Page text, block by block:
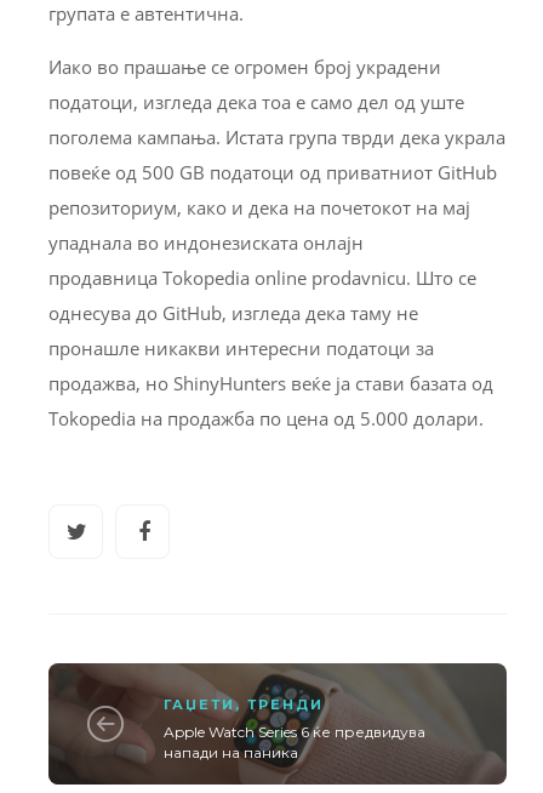
групата е автентична.
Иако во прашање се огромен број украдени
податоци, изгледа дека тоа е само дел од уште
поголема кампања. Истата група тврди дека украла
повеќе од 500 GB податоци од приватниот GitHub
репозиториум, како и дека на почетокот на мај
упаднала во индонезиската онлајн
продавница Tokopedia online prodavnicu. Што се
однесува до GitHub, изгледа дека таму не
пронашле никакви интересни податоци за
продажва, но ShinyHunters веќе ја стави базата од
Tokopedia на продажба по цена од 5.000 долари.
ГАЏЕТИ, ТРЕНДИ
Apple Watch Series 6 ќе предвидува
напади на паника